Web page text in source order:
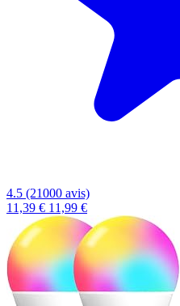
4.5 (21000 avis)
11,39 € 11,99 €